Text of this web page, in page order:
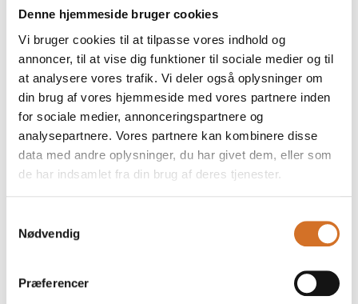
Denne hjemmeside bruger cookies
Vi bruger cookies til at tilpasse vores indhold og
annoncer, til at vise dig funktioner til sociale medier og til
at analysere vores trafik. Vi deler også oplysninger om
din brug af vores hjemmeside med vores partnere inden
for sociale medier, annonceringspartnere og
analysepartnere. Vores partnere kan kombinere disse
data med andre oplysninger, du har givet dem, eller som
de har indsamlet fra din brug af deres tjenester.
Nødvendig
Præferencer
NYHED Hverdags Honning 1 kg
På messen
NYHED Akacie honning 1 kg